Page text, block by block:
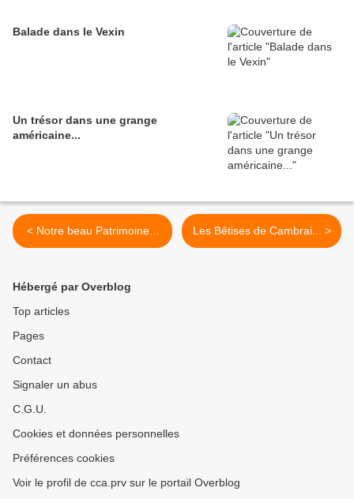
Balade dans le Vexin
Un trésor dans une grange
américaine...
< Notre beau Patrimoine... Les Bêtises de Cambrai... >
Hébergé par Overblog
Top articles
Pages
Contact
Signaler un abus
C.G.U.
Cookies et données personnelles
Préférences cookies
Voir le profil de cca.prv sur le portail Overblog